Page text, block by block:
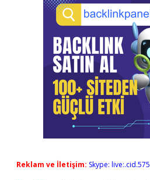
Reklam ve İletişim: Skype: